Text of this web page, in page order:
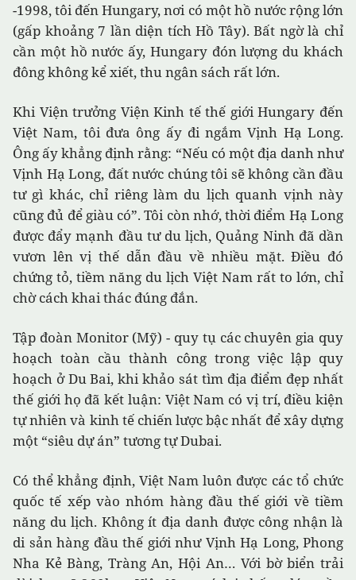
-1998, tôi đến Hungary, nơi có một hồ nước rộng lớn
(gấp khoảng 7 lần diện tích Hồ Tây). Bất ngờ là chỉ
cần một hồ nước ấy, Hungary đón lượng du khách
đông không kể xiết, thu ngân sách rất lớn.
Khi Viện trưởng Viện Kinh tế thế giới Hungary đến
Việt Nam, tôi đưa ông ấy đi ngắm Vịnh Hạ Long.
Ông ấy khẳng định rằng: “Nếu có một địa danh như
Vịnh Hạ Long, đất nước chúng tôi sẽ không cần đầu
tư gì khác, chỉ riêng làm du lịch quanh vịnh này
cũng đủ để giàu có”. Tôi còn nhớ, thời điểm Hạ Long
được đẩy mạnh đầu tư du lịch, Quảng Ninh đã dần
vươn lên vị thế dẫn đầu về nhiều mặt. Điều đó
chứng tỏ, tiềm năng du lịch Việt Nam rất to lớn, chỉ
chờ cách khai thác đúng đắn.
Tập đoàn Monitor (Mỹ) - quy tụ các chuyên gia quy
hoạch toàn cầu thành công trong việc lập quy
hoạch ở Du Bai, khi khảo sát tìm địa điểm đẹp nhất
thế giới họ đã kết luận: Việt Nam có vị trí, điều kiện
tự nhiên và kinh tế chiến lược bậc nhất để xây dựng
một “siêu dự án” tương tự Dubai.
Có thể khẳng định, Việt Nam luôn được các tổ chức
quốc tế xếp vào nhóm hàng đầu thế giới về tiềm
năng du lịch. Không ít địa danh được công nhận là
di sản hàng đầu thế giới như Vịnh Hạ Long, Phong
Nha Kẻ Bàng, Tràng An, Hội An… Với bờ biển trải